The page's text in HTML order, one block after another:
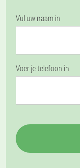
Vul uw naam in
Voer je telefoon in